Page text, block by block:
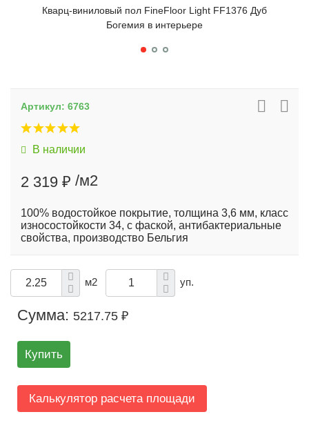
Кварц-виниловый пол FineFloor Light FF1376 Дуб
Богемия в интерьере
Артикул: 6763
В наличии
2 319 ₽ /м2
100% водостойкое покрытие, толщина 3,6 мм, класс
износостойкости 34, с фаской, антибактериальные
свойства, производство Бельгия
м2 уп.
Сумма: 5217.75 ₽
Купить
Калькулятор расчета площади